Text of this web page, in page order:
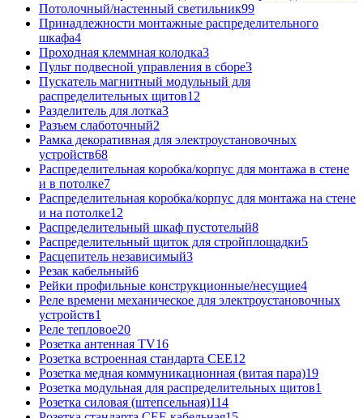
Потолочный/настенный светильник99
Принадлежности монтажные распределительного
шкафа4
Проходная клеммная колодка3
Пульт подвесной управления в сборе3
Пускатель магнитный модульный для
распределительных щитов12
Разделитель для лотка3
Разъем слаботочный2
Рамка декоративная для электроустановочных
устройств68
Распределительная коробка/корпус для монтажа в стене
и в потолке7
Распределительная коробка/корпус для монтажа на стене
и на потолке12
Распределительный шкаф пустотелый8
Распределительный щиток для стройплощадки5
Расцепитель независимый3
Резак кабельный6
Рейки профильные конструкционные/несущие4
Реле времени механическое для электроустановочных
устройств1
Реле тепловое20
Розетка антенная TV16
Розетка встроенная стандарта CEE12
Розетка медная коммуникационная (витая пара)19
Розетка модульная для распределительных щитов1
Розетка силовая (штепсельная)114